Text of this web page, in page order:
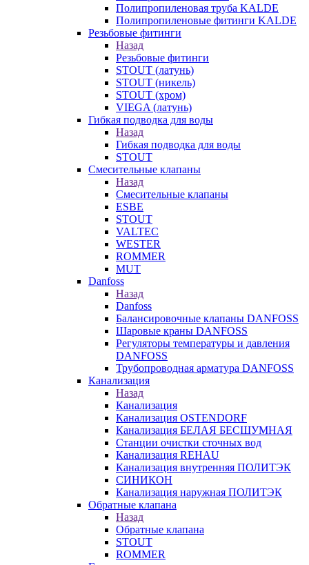
Полипропиленовая труба KALDE
Полипропиленовые фитинги KALDE
Резьбовые фитинги
Назад
Резьбовые фитинги
STOUT (латунь)
STOUT (никель)
STOUT (хром)
VIEGA (латунь)
Гибкая подводка для воды
Назад
Гибкая подводка для воды
STOUT
Смесительные клапаны
Назад
Смесительные клапаны
ESBE
STOUT
VALTEC
WESTER
ROMMER
MUT
Danfoss
Назад
Danfoss
Балансировочные клапаны DANFOSS
Шаровые краны DANFOSS
Регуляторы температуры и давления
DANFOSS
Трубопроводная арматура DANFOSS
Канализация
Назад
Канализация
Канализация OSTENDORF
Канализация БЕЛАЯ БЕСШУМНАЯ
Станции очистки сточных вод
Канализация REHAU
Канализация внутренняя ПОЛИТЭК
СИНИКОН
Канализация наружная ПОЛИТЭК
Обратные клапана
Назад
Обратные клапана
STOUT
ROMMER